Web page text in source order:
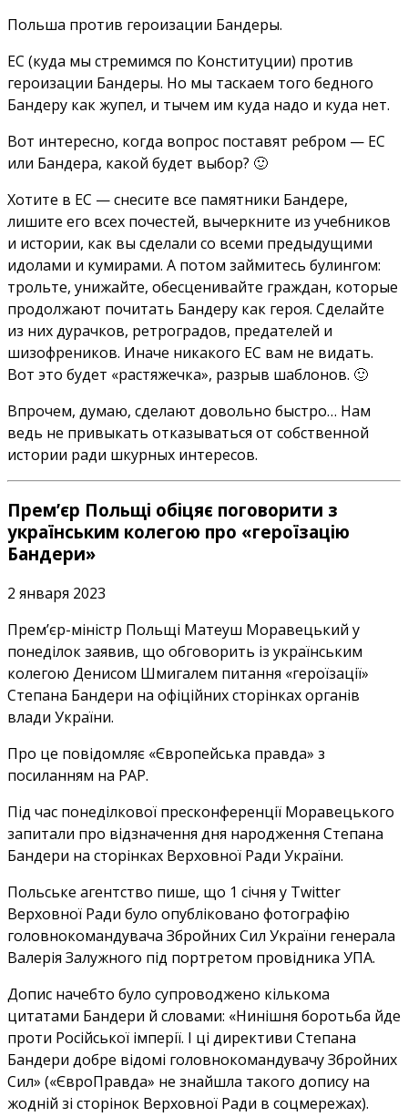
Польша против героизации Бандеры.
ЕС (куда мы стремимся по Конституции) против
героизации Бандеры. Но мы таскаем того бедного
Бандеру как жупел, и тычем им куда надо и куда нет.
Вот интересно, когда вопрос поставят ребром — ЕС
или Бандера, какой будет выбор? 🙂
Хотите в ЕС — снесите все памятники Бандере,
лишите его всех почестей, вычеркните из учебников
и истории, как вы сделали со всеми предыдущими
идолами и кумирами. А потом займитесь булингом:
трольте, унижайте, обесценивайте граждан, которые
продолжают почитать Бандеру как героя. Сделайте
из них дурачков, ретроградов, предателей и
шизофреников. Иначе никакого ЕС вам не видать.
Вот это будет «растяжечка», разрыв шаблонов. 🙂
Впрочем, думаю, сделают довольно быстро… Нам
ведь не привыкать отказываться от собственной
истории ради шкурных интересов.
Прем’єр Польщі обіцяє поговорити з
українським колегою про «героїзацію
Бандери»
2 января 2023
Прем’єр-міністр Польщі Матеуш Моравецький у
понеділок заявив, що обговорить із українським
колегою Денисом Шмигалем питання «героїзації»
Степана Бандери на офіційних сторінках органів
влади України.
Про це повідомляє «Європейська правда» з
посиланням на PAP.
Під час понеділкової пресконференції Моравецького
запитали про відзначення дня народження Степана
Бандери на сторінках Верховної Ради України.
Польське агентство пише, що 1 січня у Twitter
Верховної Ради було опубліковано фотографію
головнокомандувача Збройних Сил України генерала
Валерія Залужного під портретом провідника УПА.
Допис начебто було супроводжено кількома
цитатами Бандери й словами: «Нинішня боротьба йде
проти Російської імперії. І ці директиви Степана
Бандери добре відомі головнокомандувачу Збройних
Сил» («ЄвроПравда» не знайшла такого допису на
жодній зі сторінок Верховної Ради в соцмережах).